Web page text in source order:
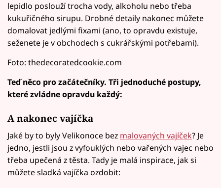
lepidlo poslouží trocha vody, alkoholu nebo třeba
kukuřičného sirupu. Drobné detaily nakonec můžete
domalovat jedlými fixami (ano, to opravdu existuje,
seženete je v obchodech s cukrářskými potřebami).
Foto: thedecoratedcookie.com
Teď něco pro začátečníky. Tři jednoduché postupy,
které zvládne opravdu každý:
A nakonec vajíčka
Jaké by to byly Velikonoce bez malovaných vajíček? Je
jedno, jestli jsou z vyfouklých nebo vařených vajec nebo
třeba upečená z těsta. Tady je malá inspirace, jak si
můžete sladká vajíčka ozdobit: